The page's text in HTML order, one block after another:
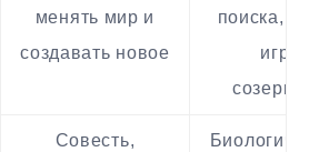
менять мир и
создавать новое
поиска,
игры,
Совесть,